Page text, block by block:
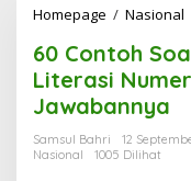
Homepage / Nasional
C
o
n
o
60 Contoh
Literasi
Jawabannya
Samsul Bahri
12
Nasional
1005 Dilihat